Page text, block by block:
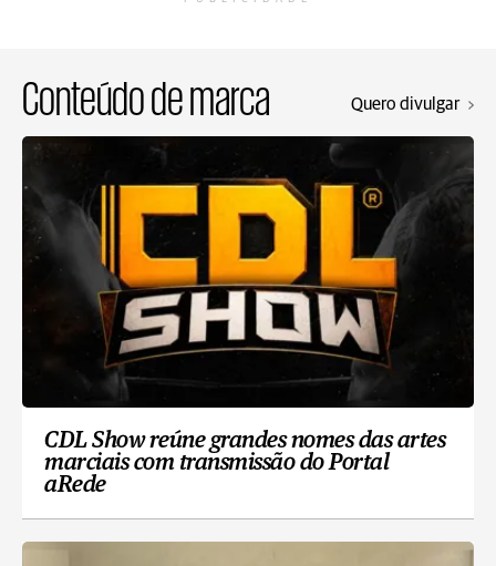
Conteúdo de marca Quero divulgar
CDL Show reúne grandes nomes das artes
marciais com transmissão do Portal
aRede